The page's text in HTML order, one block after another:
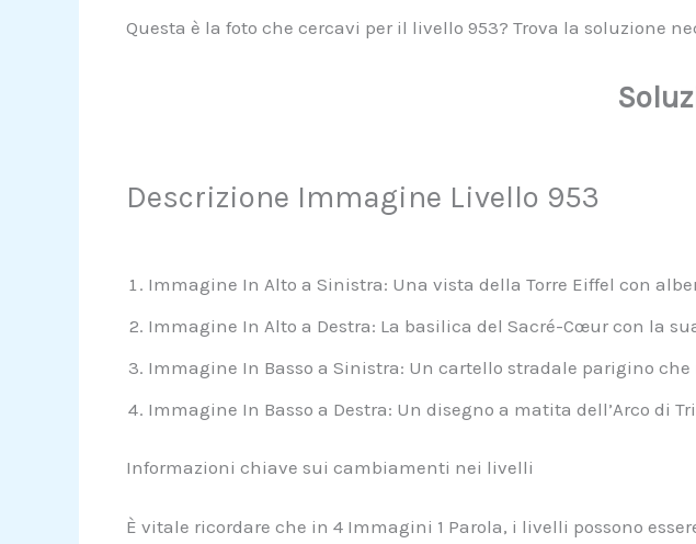
Questa è la foto che cercavi per il livello 953? Trova la soluzione
Descrizione Immagine Livello 953
Immagine In Alto a Sinistra: Una vista della Torre Eiffel con
Immagine In Alto a Destra: La basilica del Sacré-Cœur con la
Immagine In Basso a Sinistra: Un cartello stradale parigino
Immagine In Basso a Destra: Un disegno a matita dell’Arco di
Informazioni chiave sui cambiamenti nei livelli
È vitale ricordare che in 4 Immagini 1 Parola, i livelli possono